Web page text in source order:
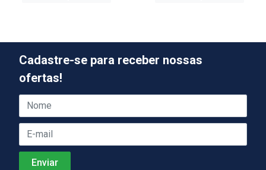
Cadastre-se para receber nossas
ofertas!